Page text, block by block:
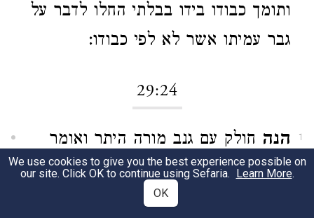
ותומך כבודו בידו בבלתי החלו לדבר על
גבר עמיתו אשר לא לפי כבודו:
29:24
1 הנה חולק עם גנב מורה היתר ואומר
הלא הוא החוטא ולא אני ונמצאתי נהנה
בגופי ולא משחית נפשו כי הוא אשר
We use cookies to give you the best experience possible on
our site. Click OK to continue using Sefaria. Learn More.
OK